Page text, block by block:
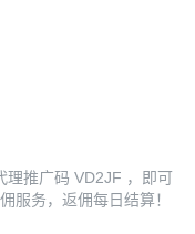
理推广码VD2JF ，即可
服务，返佣每日结算！